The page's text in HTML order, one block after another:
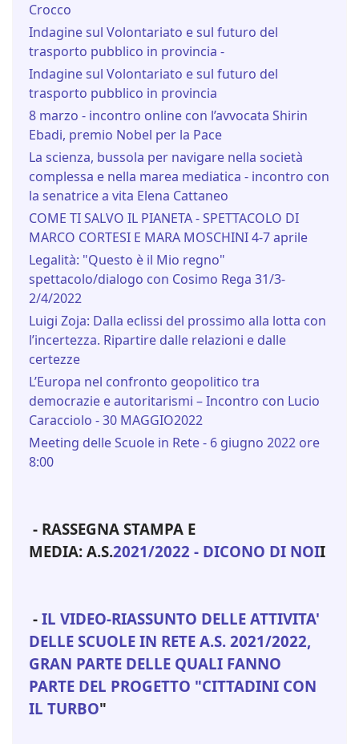
Crocco
Indagine sul Volontariato e sul futuro del
trasporto pubblico in provincia -
Indagine sul Volontariato e sul futuro del
trasporto pubblico in provincia
8 marzo - incontro online con l’avvocata Shirin
Ebadi, premio Nobel per la Pace
La scienza, bussola per navigare nella società
complessa e nella marea mediatica - incontro con
la senatrice a vita Elena Cattaneo
COME TI SALVO IL PIANETA - SPETTACOLO DI
MARCO CORTESI E MARA MOSCHINI 4-7 aprile
Legalità: "Questo è il Mio regno"
spettacolo/dialogo con Cosimo Rega 31/3-
2/4/2022
Luigi Zoja: Dalla eclissi del prossimo alla lotta con
l’incertezza. Ripartire dalle relazioni e dalle
certezze
L’Europa nel confronto geopolitico tra
democrazie e autoritarismi – Incontro con Lucio
Caracciolo - 30 MAGGIO2022
Meeting delle Scuole in Rete - 6 giugno 2022 ore
8:00
- RASSEGNA STAMPA E
MEDIA: A.S.2021/2022 - DICONO DI NOII
- IL VIDEO-RIASSUNTO DELLE ATTIVITA'
DELLE SCUOLE IN RETE A.S. 2021/2022,
GRAN PARTE DELLE QUALI FANNO
PARTE DEL PROGETTO "CITTADINI CON
IL TURBO"